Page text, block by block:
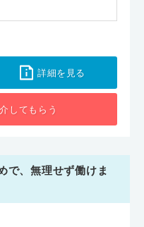
詳細を見る
してもらう
で、無理せず働けま